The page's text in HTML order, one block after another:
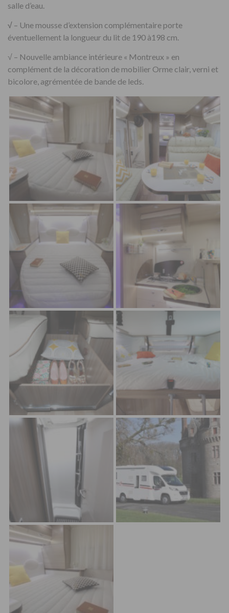
salle d’eau.
√ – Une mousse d’extension complémentaire porte
éventuellement la longueur du lit de 190 à198 cm.
√ – Nouvelle ambiance intérieure « Montreux » en
complément de la décoration de mobilier Orme clair, verni et
bicolore, agrémentée de bande de leds.